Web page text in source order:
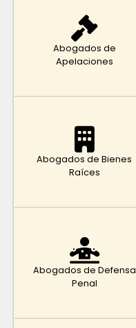
Abogados de
Apelaciones
Abogados de Bienes
Raíces
Abogados de Defensa
Penal